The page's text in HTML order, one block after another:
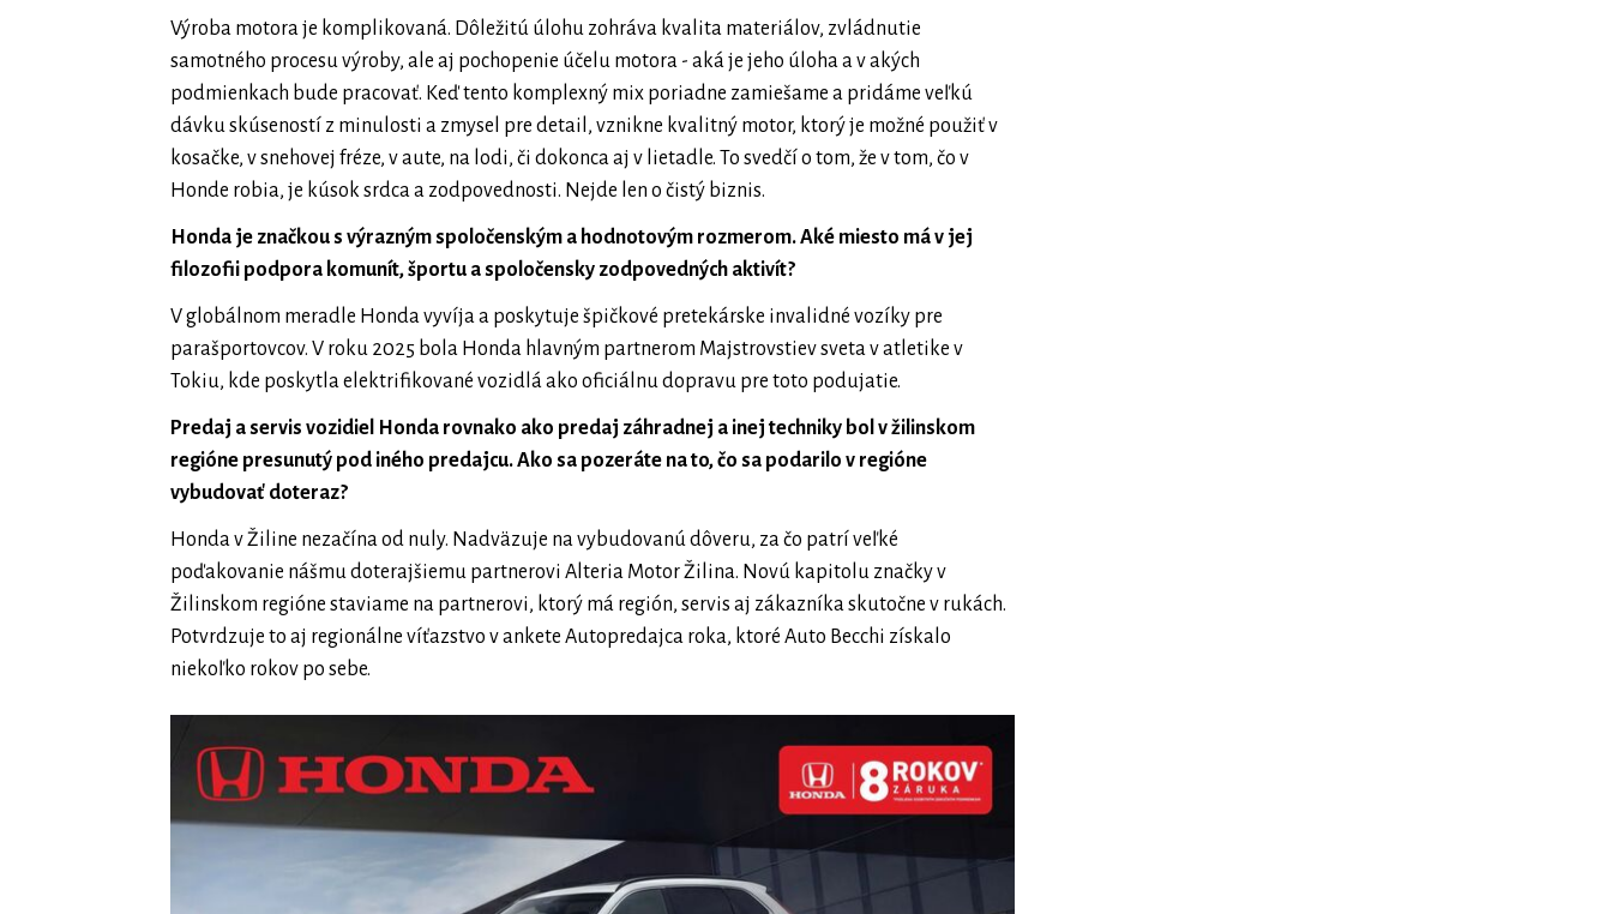
Výroba motora je komplikovaná. Dôležitú úlohu zohráva kvalita materiálov, zvládnutie
samotného procesu výroby, ale aj pochopenie účelu motora - aká je jeho úloha a v akých
podmienkach bude pracovať. Keď tento komplexný mix poriadne zamiešame a pridáme veľkú
dávku skúseností z minulosti a zmysel pre detail, vznikne kvalitný motor, ktorý je možné použiť v
kosačke, v snehovej fréze, v aute, na lodi, či dokonca aj v lietadle. To svedčí o tom, že v tom, čo v
Honde robia, je kúsok srdca a zodpovednosti. Nejde len o čistý biznis.
Honda je značkou s výrazným spoločenským a hodnotovým rozmerom. Aké miesto má v jej
filozofii podpora komunít, športu a spoločensky zodpovedných aktivít?
V globálnom meradle Honda vyvíja a poskytuje špičkové pretekárske invalidné vozíky pre
parašportovcov. V roku 2025 bola Honda hlavným partnerom Majstrovstiev sveta v atletike v
Tokiu, kde poskytla elektrifikované vozidlá ako oficiálnu dopravu pre toto podujatie.
Predaj a servis vozidiel Honda rovnako ako predaj záhradnej a inej techniky bol v žilinskom
regióne presunutý pod iného predajcu. Ako sa pozeráte na to, čo sa podarilo v regióne
vybudovať doteraz?
Honda v Žiline nezačína od nuly. Nadväzuje na vybudovanú dôveru, za čo patrí veľké
poďakovanie nášmu doterajšiemu partnerovi Alteria Motor Žilina. Novú kapitolu značky v
Žilinskom regióne staviame na partnerovi, ktorý má región, servis aj zákazníka skutočne v rukách.
Potvrdzuje to aj regionálne víťazstvo v ankete Autopredajca roka, ktoré Auto Becchi získalo
niekoľko rokov po sebe.